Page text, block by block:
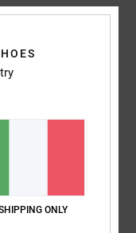
ONLY